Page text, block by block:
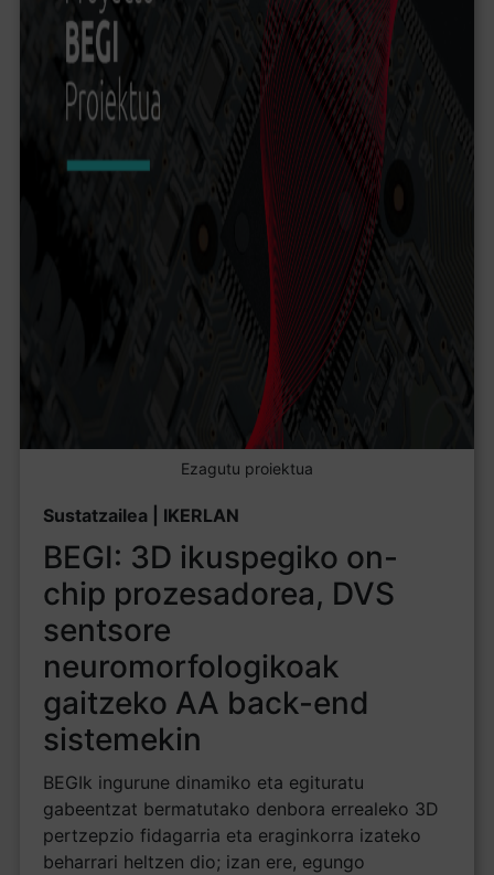
Ezagutu proiektua
Sustatzailea | IKERLAN
BEGI: 3D ikuspegiko on-
chip prozesadorea, DVS
sentsore
neuromorfologikoak
gaitzeko AA back-end
sistemekin
BEGIk ingurune dinamiko eta egituratu
gabeentzat bermatutako denbora errealeko 3D
pertzepzio fidagarria eta eraginkorra izateko
beharrari heltzen dio; izan ere, egungo